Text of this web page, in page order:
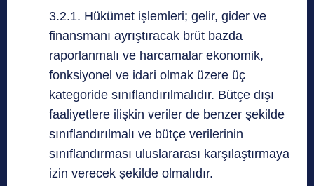
3.2.1. Hükümet işlemleri; gelir, gider ve
finansmanı ayrıştıracak brüt bazda
raporlanmalı ve harcamalar ekonomik,
fonksiyonel ve idari olmak üzere üç
kategoride sınıflandırılmalıdır. Bütçe dışı
faaliyetlere ilişkin veriler de benzer şekilde
sınıflandırılmalı ve bütçe verilerinin
sınıflandırması uluslararası karşılaştırmaya
izin verecek şekilde olmalıdır.